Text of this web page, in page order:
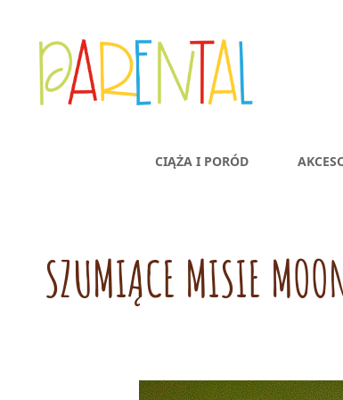
PARENTAL.PL
CIĄŻA I PORÓD
SZUMIĄCE MISIE